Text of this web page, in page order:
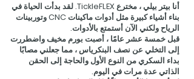
أنا بيتر بيلي ، مخترع TickleFLEX. لقد بدأت الحياة في
بناء أشياء كبيرة مثل أدوات ماكينات CNC وتوربينات
الرياح ولكني الآن أستمتع بالأدوات.
قبل خمسة عشر عامًا ، أصبت بورم مخيف واضطررت
إلى التخلي عن نصف البنكرياس ، مما جعلني مصابًا
بداء السكري من النوع الأول والحاجة إلى الحقن
الذاتي عدة مرات في اليوم.